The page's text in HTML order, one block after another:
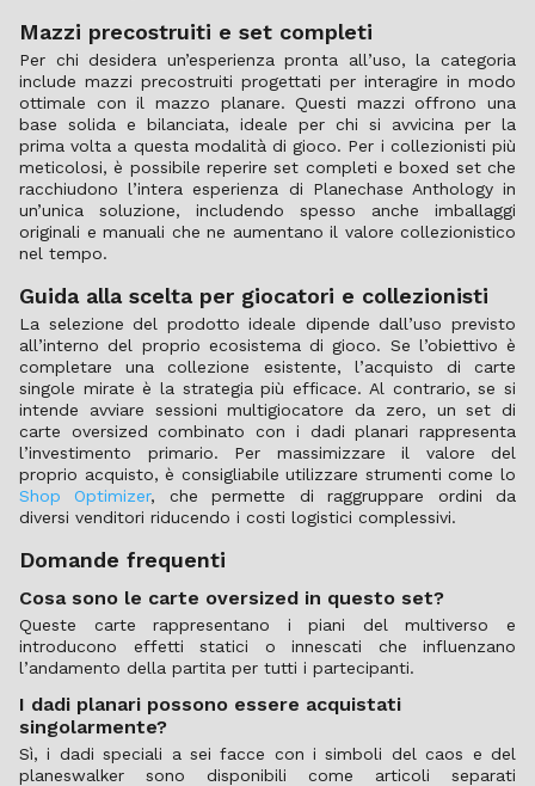
Mazzi precostruiti e set completi
Per chi desidera un’esperienza pronta all’uso, la categoria
include mazzi precostruiti progettati per interagire in modo
ottimale con il mazzo planare. Questi mazzi offrono una
base solida e bilanciata, ideale per chi si avvicina per la
prima volta a questa modalità di gioco. Per i collezionisti più
meticolosi, è possibile reperire set completi e boxed set che
racchiudono l’intera esperienza di Planechase Anthology in
un’unica soluzione, includendo spesso anche imballaggi
originali e manuali che ne aumentano il valore collezionistico
nel tempo.
Guida alla scelta per giocatori e collezionisti
La selezione del prodotto ideale dipende dall’uso previsto
all’interno del proprio ecosistema di gioco. Se l’obiettivo è
completare una collezione esistente, l’acquisto di carte
singole mirate è la strategia più efficace. Al contrario, se si
intende avviare sessioni multigiocatore da zero, un set di
carte oversized combinato con i dadi planari rappresenta
l’investimento primario. Per massimizzare il valore del
proprio acquisto, è consigliabile utilizzare strumenti come lo
Shop Optimizer, che permette di raggruppare ordini da
diversi venditori riducendo i costi logistici complessivi.
Domande frequenti
Cosa sono le carte oversized in questo set?
Queste carte rappresentano i piani del multiverso e
introducono effetti statici o innescati che influenzano
l’andamento della partita per tutti i partecipanti.
I dadi planari possono essere acquistati
singolarmente?
Sì, i dadi speciali a sei facce con i simboli del caos e del
planeswalker sono disponibili come articoli separati